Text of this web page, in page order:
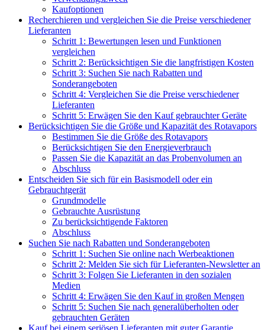
Kaufoptionen
Recherchieren und vergleichen Sie die Preise verschiedener
Lieferanten
Schritt 1: Bewertungen lesen und Funktionen
vergleichen
Schritt 2: Berücksichtigen Sie die langfristigen Kosten
Schritt 3: Suchen Sie nach Rabatten und
Sonderangeboten
Schritt 4: Vergleichen Sie die Preise verschiedener
Lieferanten
Schritt 5: Erwägen Sie den Kauf gebrauchter Geräte
Berücksichtigen Sie die Größe und Kapazität des Rotavapors
Bestimmen Sie die Größe des Rotavapors
Berücksichtigen Sie den Energieverbrauch
Passen Sie die Kapazität an das Probenvolumen an
Abschluss
Entscheiden Sie sich für ein Basismodell oder ein
Gebrauchtgerät
Grundmodelle
Gebrauchte Ausrüstung
Zu berücksichtigende Faktoren
Abschluss
Suchen Sie nach Rabatten und Sonderangeboten
Schritt 1: Suchen Sie online nach Werbeaktionen
Schritt 2: Melden Sie sich für Lieferanten-Newsletter an
Schritt 3: Folgen Sie Lieferanten in den sozialen
Medien
Schritt 4: Erwägen Sie den Kauf in großen Mengen
Schritt 5: Suchen Sie nach generalüberholten oder
gebrauchten Geräten